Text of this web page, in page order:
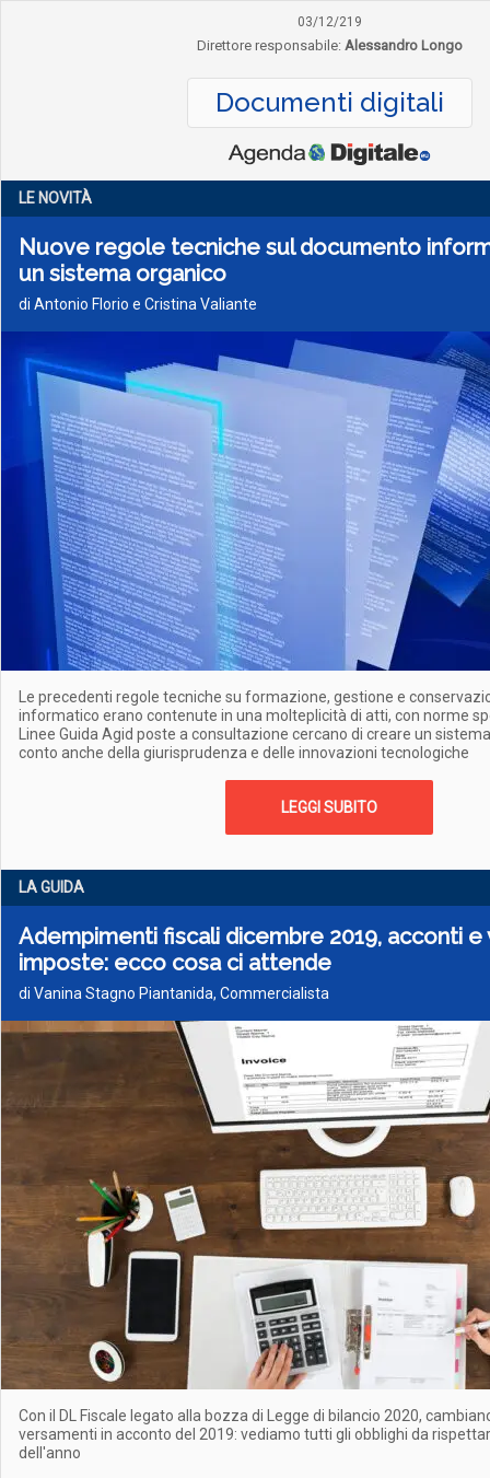
03/12/219
Direttore responsabile: Alessandro Longo
Documenti digitali
LE NOVITÀ
Nuove regole tecniche sul documento
un sistema organico
di Antonio Florio e Cristina Valiante
Le precedenti regole tecniche su formazione, gestione e
informatico erano contenute in una molteplicità di atti, con norme
Linee Guida Agid poste a consultazione cercano di creare un
conto anche della giurisprudenza e delle innovazioni tecnologiche
LEGGI SUBITO
LA GUIDA
Adempimenti fiscali dicembre 2019, acconti e
imposte: ecco cosa ci attende
di Vanina Stagno Piantanida, Commercialista
Con il DL Fiscale legato alla bozza di Legge di bilancio 2020,
versamenti in acconto del 2019: vediamo tutti gli obblighi da
dell'anno